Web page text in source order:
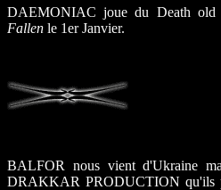
DAEMONIAC joue du Death old
Fallen le 1er Janvier.
BALFOR nous vient d'Ukraine
DRAKKAR PRODUCTION qu'ils